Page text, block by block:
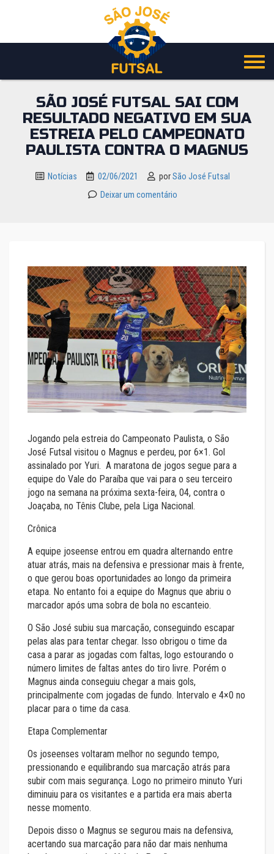
o
SÃO JOSÉ FUTSAL SAI COM
RESULTADO NEGATIVO EM SUA
ESTREIA PELO CAMPEONATO
PAULISTA CONTRA O MAGNUS
Notícias 02/06/2021 porSão José Futsal
Deixar um comentário
Jogando pela estreia do Campeonato Paulista, o São
José Futsal visitou o Magnus e perdeu, por 6×1. Gol
assinalado por Yuri. A maratona de jogos segue para a
equipe do Vale do Paraíba que vai para o seu terceiro
jogo na semana na próxima sexta-feira, 04, contra o
Joaçaba, no Tênis Clube, pela Liga Nacional.
Crônica
A equipe joseense entrou em quadra alternando entre
atuar atrás, mais na defensiva e pressionar mais à frente,
o que gerou boas oportunidades ao longo da primeira
etapa. No entanto foi a equipe do Magnus que abriu o
marcador após uma sobra de bola no escanteio.
O São José subiu sua marcação, conseguindo escapar
pelas alas para tentar chegar. Isso obrigou o time da
casa a parar as jogadas com faltas, logo estourando o
número limites de faltas antes do tiro livre. Porém o
Magnus ainda conseguiu chegar a mais gols,
principalmente com jogadas de fundo. Intervalo e 4×0 no
placar para o time da casa.
Etapa Complementar
Os joseenses voltaram melhor no segundo tempo,
pressionando e equilibrando sua marcação atrás para
subir com mais segurança. Logo no primeiro minuto Yuri
diminuiu para os visitantes e a partida era mais aberta
nesse momento.
Depois disso o Magnus se segurou mais na defensiva,
acertando sua marcação para não dar mais nenhuma